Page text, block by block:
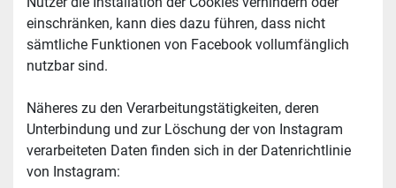
einschränken, kann dies dazu führen, dass nicht
sämtliche Funktionen von Facebook vollumfänglich
nutzbar sind.
Näheres zu den Verarbeitungstätigkeiten, deren
Unterbindung und zur Löschung der von Instagram
verarbeiteten Daten finden sich in der Datenrichtlinie
von Instagram: